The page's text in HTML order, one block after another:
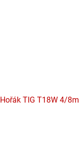
Hořák TIG T18W 4/8m